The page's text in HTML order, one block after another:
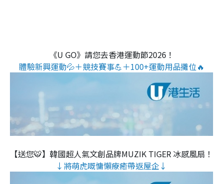
《U GO》請您去香港運動節2026！
體驗新興運動💦＋競技賽事💪＋100+運動用品攤位🔥
【送您🐯】韓國超人氣文創品牌MUZIK TIGER 冰感風扇！
↓將萌虎嘅慵懶療癒帶返屋企↓